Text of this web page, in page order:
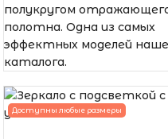
полукругом
полотна. Одна из самых
эффектных моделей
каталога.
Доступны любые размеры